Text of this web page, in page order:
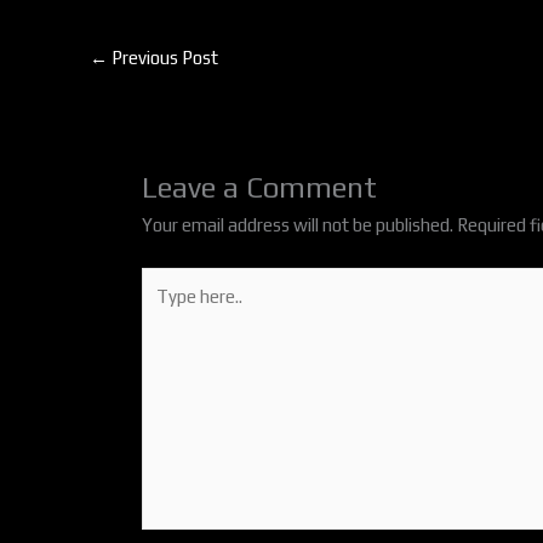
← Previous Post
Leave a Comment
Your email address will not be published. Required
here..